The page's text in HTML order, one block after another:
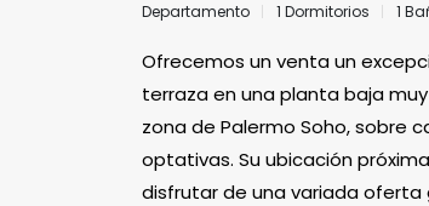
Departamento 1 Dormitorios 1
Ofrecemos un venta un
terraza en una planta baja
zona de Palermo Soho, sobre
optativas. Su ubicación
disfrutar de una variada